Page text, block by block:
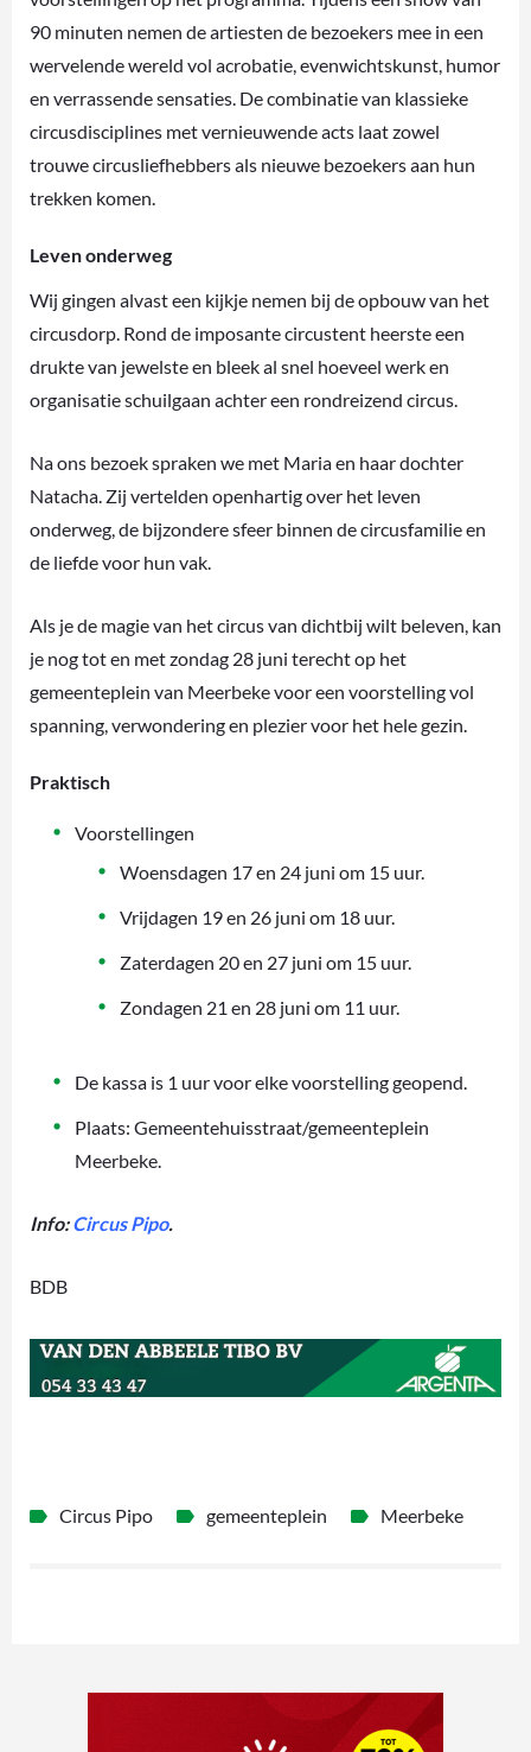
90 minuten nemen de artiesten de bezoekers mee in een
wervelende wereld vol acrobatie, evenwichtskunst, humor
en verrassende sensaties. De combinatie van klassieke
circusdisciplines met vernieuwende acts laat zowel
trouwe circusliefhebbers als nieuwe bezoekers aan hun
trekken komen.
Leven onderweg
Wij gingen alvast een kijkje nemen bij de opbouw van het
circusdorp. Rond de imposante circustent heerste een
drukte van jewelste en bleek al snel hoeveel werk en
organisatie schuilgaan achter een rondreizend circus.
Na ons bezoek spraken we met Maria en haar dochter
Natacha. Zij vertelden openhartig over het leven
onderweg, de bijzondere sfeer binnen de circusfamilie en
de liefde voor hun vak.
Als je de magie van het circus van dichtbij wilt beleven, kan
je nog tot en met zondag 28 juni terecht op het
gemeenteplein van Meerbeke voor een voorstelling vol
spanning, verwondering en plezier voor het hele gezin.
Praktisch
Voorstellingen
Woensdagen 17 en 24 juni om 15 uur.
Vrijdagen 19 en 26 juni om 18 uur.
Zaterdagen 20 en 27 juni om 15 uur.
Zondagen 21 en 28 juni om 11 uur.
De kassa is 1 uur voor elke voorstelling geopend.
Plaats: Gemeentehuisstraat/gemeenteplein
Meerbeke.
Info:Circus Pipo.
BDB
Circus Pipo gemeenteplein Meerbeke